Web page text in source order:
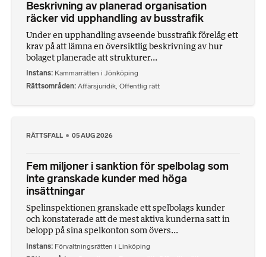
Beskrivning av planerad organisation
räcker vid upphandling av busstrafik
Under en upphandling avseende busstrafik förelåg ett
krav på att lämna en översiktlig beskrivning av hur
bolaget planerade att strukturer...
Instans Kammarrätten i Jönköping
Rättsområden Affärsjuridik, Offentlig rätt
RÄTTSFALL 05 AUG 2026
Fem miljoner i sanktion för spelbolag som
inte granskade kunder med höga
insättningar
Spelinspektionen granskade ett spelbolags kunder
och konstaterade att de mest aktiva kunderna satt in
belopp på sina spelkonton som övers...
Instans Förvaltningsrätten i Linköping